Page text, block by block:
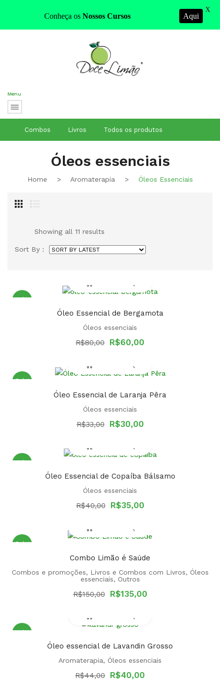
Menu
Combos Livros Todos os produtos
Óleos essenciais
Home > Aromaterapia > Óleos Essenciais
Showing all 11 results
latest
Sort By :
Sale!
Óleo Essencial de Bergamota
Óleos essenciais
R$80,00
Original
R$80,00.
R$60,00
Sale!
Óleo Essencial de Laranja Pêra
Óleos essenciais
R$33,00
Original
R$33,00.
R$30,00Current
Sale!
Óleo Essencial de Copaíba Bálsamo
Óleos essenciais
R$40,00
Original
R$40,00.
R$35,00Current
Sale!
Combo Limão é Saúde
Combos e promoções, Livros e Combos com Livros, Óleos
essenciais, Outros
R$150,00
Original
R$150,00.
R$135,00Current
Sale!
Óleo essencial de Lavandin Grosso
Aromaterapia, Óleos essenciais
R$44,00
Original
R$40,00
Conheça os Nossos Cursos Aqui
X